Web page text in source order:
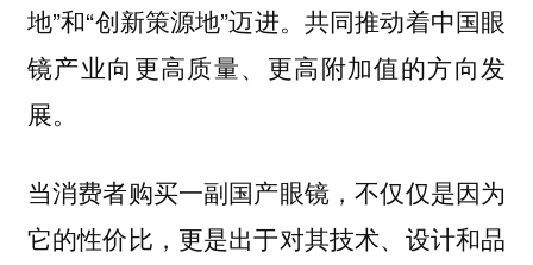
地”和“创新策源地”迈进。共同推动着中国眼
镜产业向更高质量、更高附加值的方向发
展。
当消费者购买一副国产眼镜，不仅仅是因为
它的性价比，更是出于对其技术、设计和品